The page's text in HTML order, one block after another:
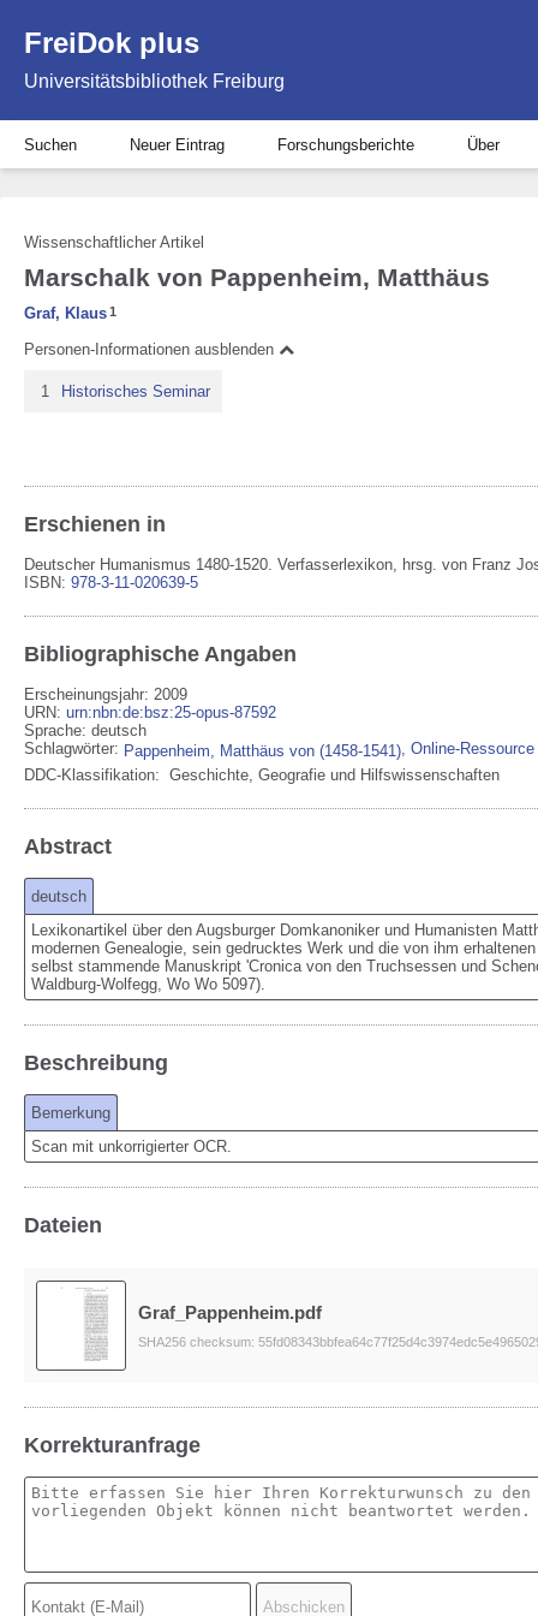
FreiDok plus
Universitätsbibliothek Freiburg
Suchen Neuer Eintrag Forschungsberichte Über
Wissenschaftlicher Artikel
Marschalk von Pappenheim, Matthäus
Graf, Klaus1
Personen-Informationen ausblenden
1 Historisches Seminar
Erschienen in
Deutscher Humanismus 1480-1520. Verfasserlexikon, hrsg. von Franz
ISBN: 978-3-11-020639-5
Bibliographische Angaben
Erscheinungsjahr: 2009
URN: urn:nbn:de:bsz:25-opus-87592
Sprache: deutsch
Schlagwörter: Pappenheim, Matthäus von (1458-1541), Online-Ressource
DDC-Klassifikation: Geschichte, Geografie und Hilfswissenschaften
Abstract
deutsch
Lexikonartikel über den Augsburger Domkanoniker und Humanisten
modernen Genealogie, sein gedrucktes Werk und die von ihm
selbst stammende Manuskript 'Cronica von den Truchsessen und
Waldburg-Wolfegg, Wo Wo 5097).
Beschreibung
Bemerkung
Scan mit unkorrigierter OCR.
Dateien
Graf_Pappenheim.pdf
SHA256 checksum:
Korrekturanfrage